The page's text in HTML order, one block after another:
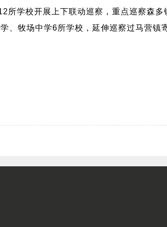
所学校开展上下联动巡察，重点巡察森
、牧场中学6所学校，延伸巡察过马营